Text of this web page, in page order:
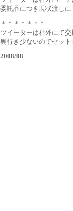
委託品につき現状渡し
＊＊＊＊＊＊＊
ツイーターは社外にて交
奥行き少ないのでセット
2008/08